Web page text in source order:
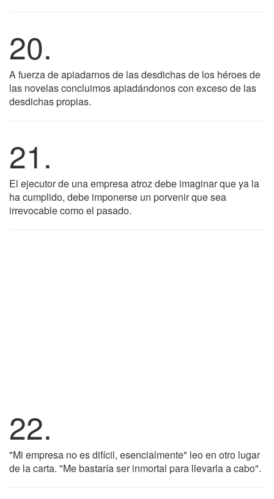
20.
A fuerza de apiadarnos de las desdichas de los héroes de
las novelas concluimos apiadándonos con exceso de las
desdichas propias.
21.
El ejecutor de una empresa atroz debe imaginar que ya la
ha cumplido, debe imponerse un porvenir que sea
irrevocable como el pasado.
22.
"Mi empresa no es difícil, esencialmente" leo en otro lugar
de la carta. "Me bastaría ser inmortal para llevarla a cabo".